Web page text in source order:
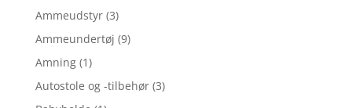
Ammeudstyr (3)
Ammeundertøj (9)
Amning (1)
Autostole og -tilbehør (3)